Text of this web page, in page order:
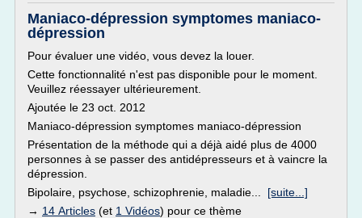
Maniaco-dépression symptomes maniaco-
dépression
Pour évaluer une vidéo, vous devez la louer.
Cette fonctionnalité n'est pas disponible pour le moment.
Veuillez réessayer ultérieurement.
Ajoutée le 23 oct. 2012
Maniaco-dépression symptomes maniaco-dépression
Présentation de la méthode qui a déjà aidé plus de 4000
personnes à se passer des antidépresseurs et à vaincre la
dépression.
Bipolaire, psychose, schizophrenie, maladie... [suite...]
→ 14 Articles (et 1 Vidéos) pour ce thème